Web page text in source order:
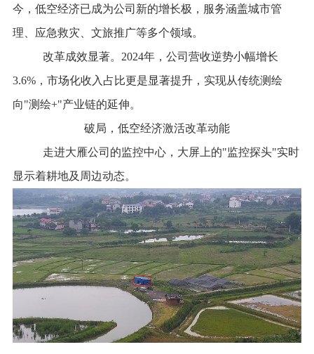
今， 低空经济已成为公司新的增长极 ， 服务涵盖城市管
理、应急救灾、文旅推广等多个领域。
改革成效显著。2024年，公司营收逆势小幅增长
3.6%，市场化收入占比更是显著提升，实现从传统测绘
向"测绘+"产业链的延伸。
破局，低空经济激活改革动能
走进大雁公司的监控中心，大屏上的"监控探头"实时
显示着耕地及周边动态。